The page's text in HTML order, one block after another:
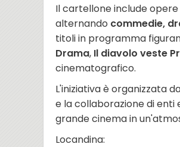
Il cartellone include
alternando commedie,
titoli in programma
Drama, Il diavolo veste
cinematografico.
L'iniziativa è organizzata
e la collaborazione di enti
grande cinema in
Locandina: